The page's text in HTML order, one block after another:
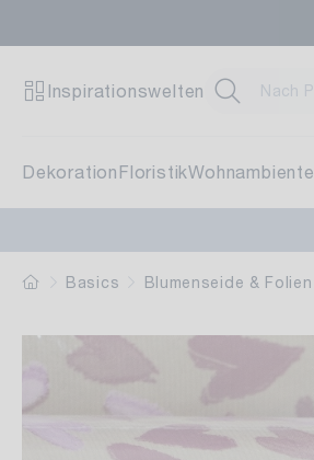
Inspirationswelten
Dekoration FloristikWohnambiente
Basics Blumenseide & Folien